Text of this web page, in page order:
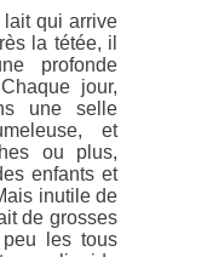
lait qui arrive
la tétée, il
profonde
jour,
une selle
et
ou plus,
enfants et
inutile de
de grosses
les tous